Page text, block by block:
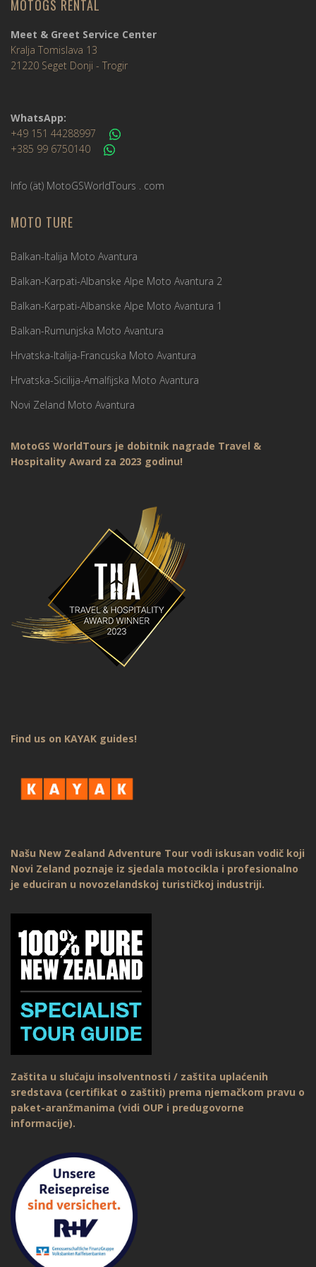
MOTOGS RENTAL
Meet & Greet Service Center
Kralja Tomislava 13
21220 Seget Donji - Trogir
WhatsApp:
+49 151 44288997
+385 99 6750140
Info (ät) MotoGSWorldTours . com
MOTO TURE
Balkan-Italija Moto Avantura
Balkan-Karpati-Albanske Alpe Moto Avantura 2
Balkan-Karpati-Albanske Alpe Moto Avantura 1
Balkan-Rumunjska Moto Avantura
Hrvatska-Italija-Francuska Moto Avantura
Hrvatska-Sicilija-Amalfijska Moto Avantura
Novi Zeland Moto Avantura
MotoGS WorldTours je dobitnik nagrade Travel &
Hospitality Award za 2023 godinu!
Find us on KAYAK guides!
Našu New Zealand Adventure Tour vodi iskusan vodič koji
Novi Zeland poznaje iz sjedala motocikla i profesionalno
je educiran u novozelandskoj turističkoj industriji.
Zaštita u slučaju insolventnosti / zaštita uplaćenih
sredstava (certifikat o zaštiti) prema njemačkom pravu o
paket-aranžmanima (vidi OUP i predugovorne
informacije).